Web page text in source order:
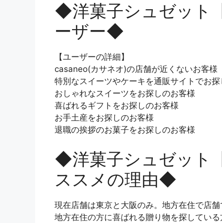
◆洋菓子シュゼット
ーザー◆
【ユーザーの詳細】
casaneo(カサネオ)の店舗が近くないお客様
特別なスイーツやケーキを通販サイトでお
おしゃれなスイーツをお探しのお客様
喜ばれるギフトをお探しのお客様
お手土産をお探しのお客様
退職の挨拶のお菓子をお探しのお客様
◆洋菓子シュゼット
ススメの理由◆
現在店舗は東京と大阪のみ。地方在住で店
地方在住の方に喜ばれる贈り物を探している